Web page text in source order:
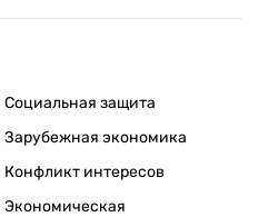
Социальная защита
Зарубежная экономика
Конфликт интересов
Экономическая